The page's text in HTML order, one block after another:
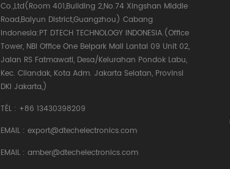
Co.,Ltd(Room 401,Building 2,No.74 Xingshan Middle
Road,Baiyun District,Guangzhou) Cabang
Indonesia:PT DTECH TECHNOLOGY INDONESIA.(Office
Tower, NBI Office One Belpark Mall Lantai 09 Unit 02,
Jalan RS Fatmawati, Desa/Kelurahan Pondok Labu,
Kec. Cilandak, Kota Adm. Jakarta Selatan, Provinsi
DKI Jakarta,)
TÉL : +86 13430398209
EMAIL :export@dtechelectronics.com
EMAIL :amber@dtechelectronics.com